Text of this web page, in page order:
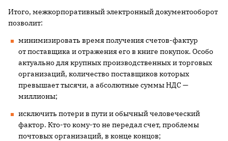
Итого, межкорпоративный электронный документооборот
позволит:
минимизировать время получения счетов-фактур
от поставщика и отражения его в книге покупок. Особо
актуально для крупных производственных и торговых
организаций, количество поставщиков которых
превышает тысячи, а абсолютные суммы НДС —
миллионы;
исключить потери в пути и обычный человеческий
фактор. Кто-то кому-то не передал счет, проблемы
почтовых организаций, в конце концов;